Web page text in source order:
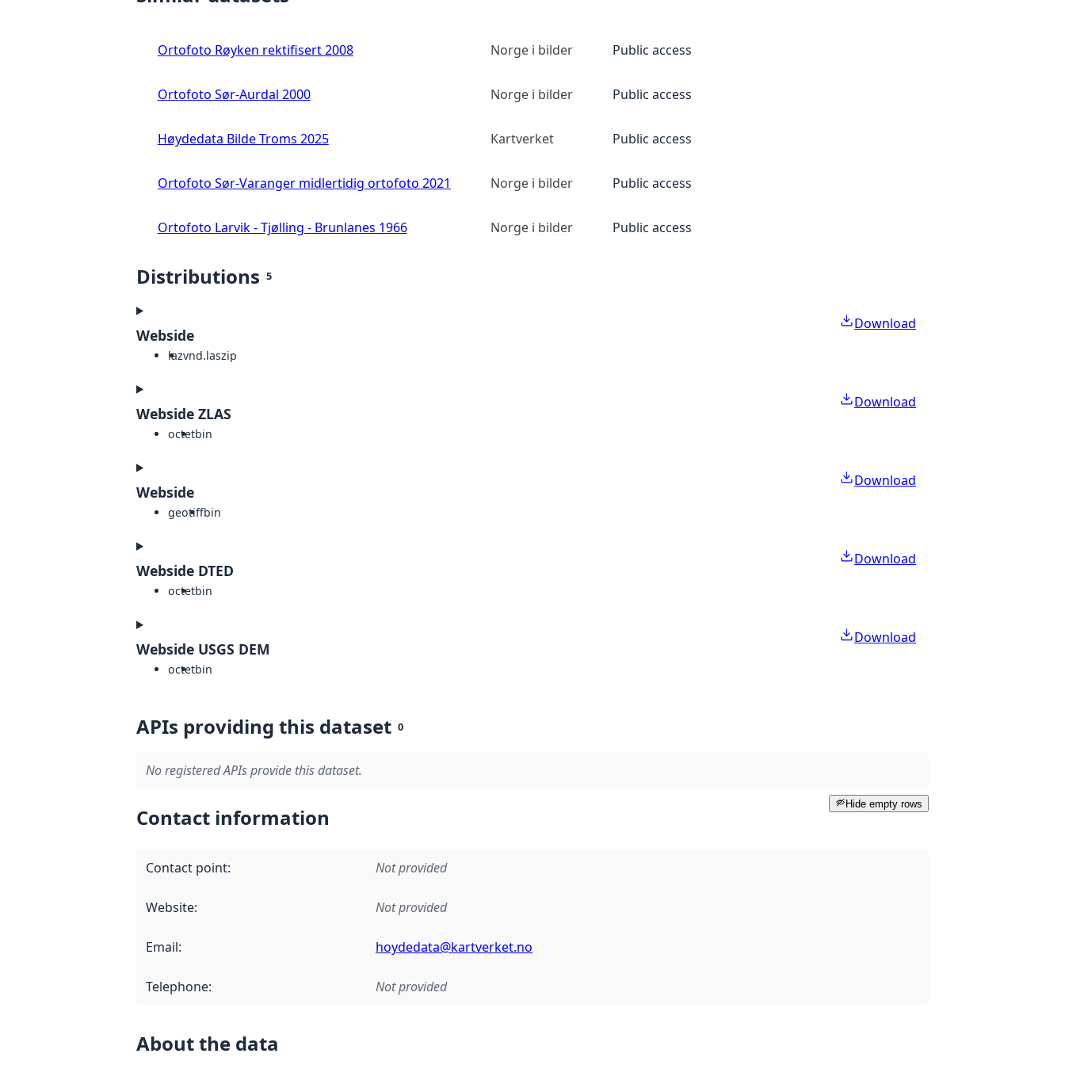
Ortofoto Røyken rektifisert 2008 Norge i bilder Public access
Ortofoto Sør-Aurdal 2000 Norge i bilder Public access
Høydedata Bilde Troms 2025 Kartverket Public access
Ortofoto Sør-Varanger midlertidig ortofoto 2021 Norge i bilder Public access
Ortofoto Larvik - Tjølling - Brunlanes 1966 Norge i bilder Public access
Distributions 5
Webside
lazvnd.laszip
Download
Webside ZLAS
octetbin
Download
Webside
geotiffbin
Download
Webside DTED
octetbin
Download
Webside USGS DEM
octetbin
Download
APIs providing this dataset 0
No registered APIs provide this dataset.
Hide empty rows
Contact information
Contact point: Not provided
Website: Not provided
Email: hoydedata@kartverket.no
Telephone: Not provided
About the data